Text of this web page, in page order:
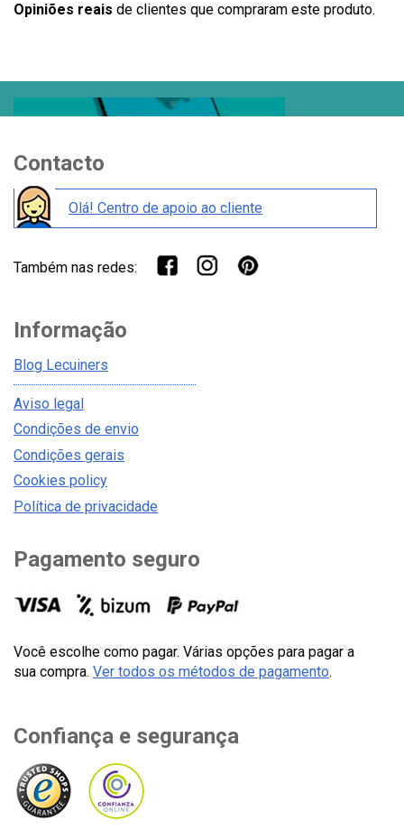
Opiniões reais de clientes que compraram este produto.
Contacto
Olá! Centro de apoio ao cliente
Também nas redes:
Informação
Blog Lecuiners
Aviso legal
Condições de envio
Condições gerais
Cookies policy
Política de privacidade
Pagamento seguro
Você escolhe como pagar. Várias opções para pagar a
sua compra. Ver todos os métodos de pagamento.
Confiança e segurança